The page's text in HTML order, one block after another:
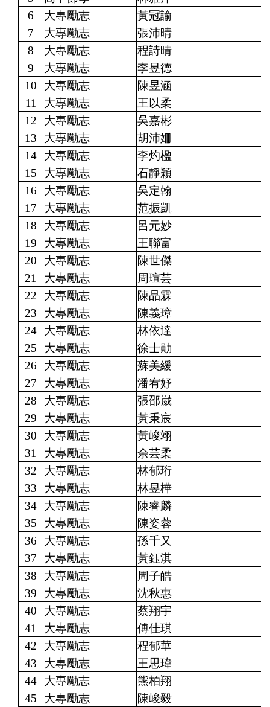
6
大專勵志
黃冠諭
7
大專勵志
張沛晴
8
大專勵志
程詩晴
9
大專勵志
李昱德
10
大專勵志
陳昱涵
11
大專勵志
王以柔
12
大專勵志
吳嘉彬
13
大專勵志
胡沛姍
14
大專勵志
李灼楹
15
大專勵志
石靜穎
16
大專勵志
吳定翰
17
大專勵志
范振凱
18
大專勵志
呂元妙
19
大專勵志
王聯富
20
大專勵志
陳世傑
21
大專勵志
周瑄芸
22
大專勵志
陳品霖
23
大專勵志
陳義璋
24
大專勵志
林依達
25
大專勵志
徐士勛
26
大專勵志
蘇美緩
27
大專勵志
潘宥妤
28
大專勵志
張邵崴
29
大專勵志
黃秉宸
30
大專勵志
黃峻翊
31
大專勵志
余芸柔
32
大專勵志
林郁珩
33
大專勵志
林昱樺
34
大專勵志
陳睿麟
35
大專勵志
陳姿蓉
36
大專勵志
孫千又
37
大專勵志
黃鈺淇
38
大專勵志
周子皓
39
大專勵志
沈秋惠
40
大專勵志
蔡翔宇
41
大專勵志
傅佳琪
42
大專勵志
程郁華
43
大專勵志
王思瑋
44
大專勵志
熊柏翔
45
大專勵志
陳峻毅